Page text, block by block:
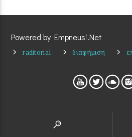
Powered by Empneusi.Net
raditorial διαφήμιση